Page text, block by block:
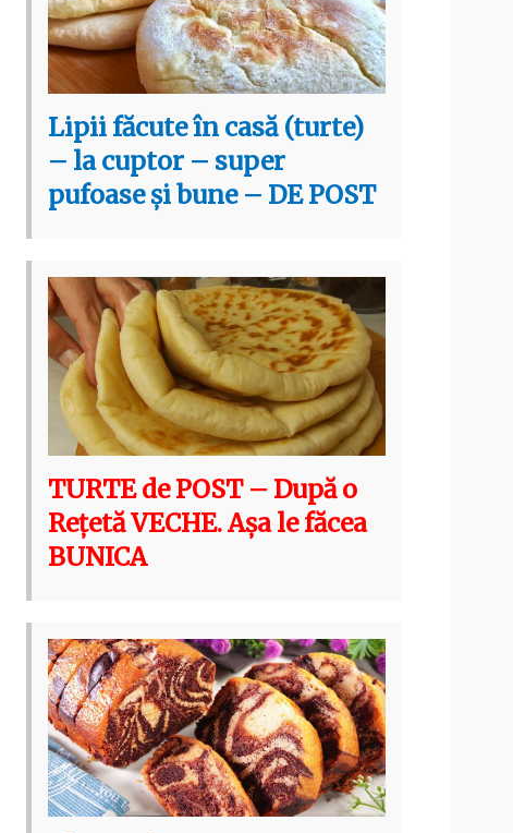
Lipii făcute în casă (turte)
– la cuptor – super
pufoase și bune – DE POST
TURTE de POST – După o
Rețetă VECHE. Așa le făcea
BUNICA